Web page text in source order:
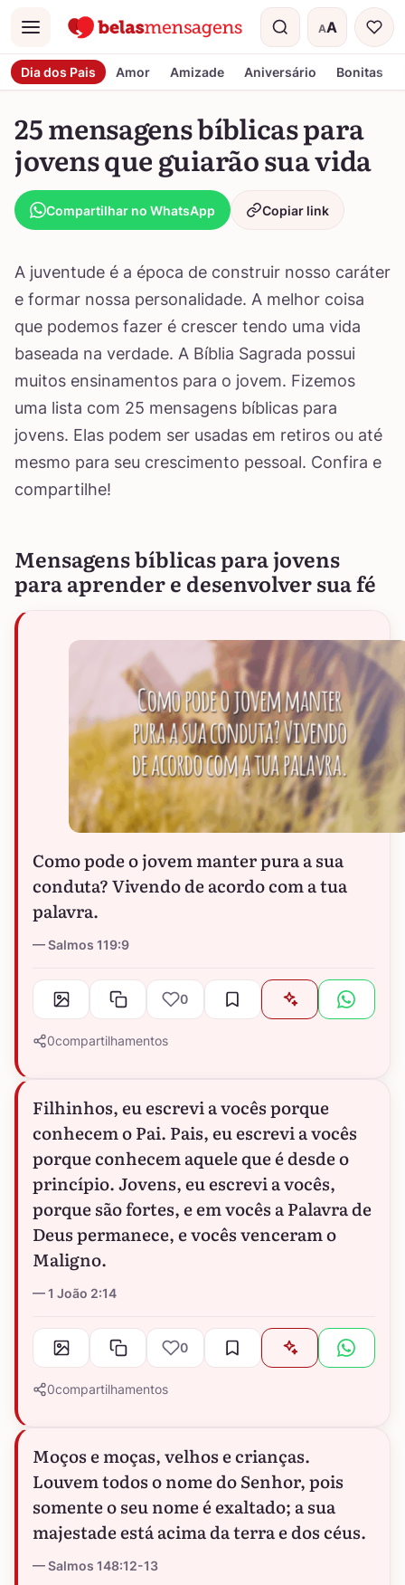
Menu AA
Tamanho do
Dia dos Pais Amor Amizade Aniversário Bonitas
25 mensagens bíblicas para
jovens que guiarão sua vida
Compartilhar no WhatsApp Copiar link
A juventude é a época de construir nosso caráter
e formar nossa personalidade. A melhor coisa
que podemos fazer é crescer tendo uma vida
baseada na verdade. A Bíblia Sagrada possui
muitos ensinamentos para o jovem. Fizemos
uma lista com 25 mensagens bíblicas para
jovens. Elas podem ser usadas em retiros ou até
mesmo para seu crescimento pessoal. Confira e
compartilhe!
Mensagens bíblicas para jovens
para aprender e desenvolver sua fé
Como pode o jovem manter pura a sua
conduta? Vivendo de acordo com a tua
palavra.
Salmos 119:9
0
0compartilhamentos
Filhinhos, eu escrevi a vocês porque
conhecem o Pai. Pais, eu escrevi a vocês
porque conhecem aquele que é desde o
princípio. Jovens, eu escrevi a vocês,
porque são fortes, e em vocês a Palavra de
Deus permanece, e vocês venceram o
Maligno.
1 João 2:14
0
0compartilhamentos
Moços e moças, velhos e crianças.
Louvem todos o nome do Senhor, pois
somente o seu nome é exaltado; a sua
majestade está acima da terra e dos céus.
Salmos 148:12-13